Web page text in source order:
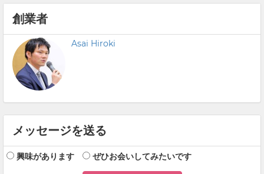
創業者
Asai Hiroki
メッセージを送る
興味があります ぜひお会いしてみたいです